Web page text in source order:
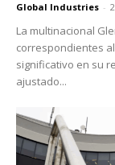
Global Industries -
La multinacional
correspondientes
significativo en su
ajustado...